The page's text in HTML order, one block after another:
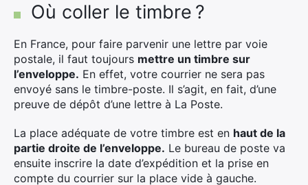
Où coller le timbre ?
En France, pour faire parvenir une lettre par voie
postale, il faut toujours mettre un timbre sur
l’enveloppe. En effet, votre courrier ne sera pas
envoyé sans le timbre-poste. Il s’agit, en fait, d’une
preuve de dépôt d’une lettre à La Poste.
La place adéquate de votre timbre est en haut de la
partie droite de l’enveloppe. Le bureau de poste va
ensuite inscrire la date d’expédition et la prise en
compte du courrier sur la place vide à gauche.